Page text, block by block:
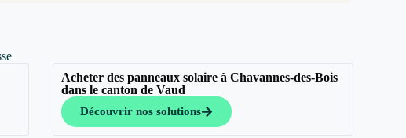
Acheter des panneaux solaire à Chavannes-des-Bois
dans le canton de Vaud
Découvrir nos solutions